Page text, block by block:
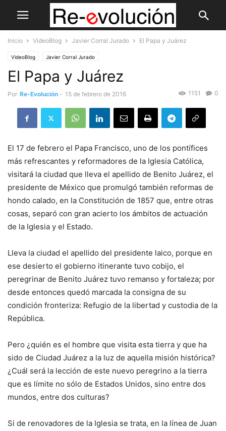
Inicio VideoBlog Javier Corral Jurado El Papa y Juárez
VideoBlog Javier Corral Jurado
El Papa y Juárez
Por Re-Evolución - 15 de febrero de 2016 0
1151
El 17 de febrero el Papa Francisco, uno de los pontífices
más refrescantes y reformadores de la Iglesia Católica,
visitará la ciudad que lleva el apellido de Benito Juárez, el
presidente de México que promulgó también reformas de
hondo calado, en la Constitución de 1857 que, entre otras
cosas, separó con gran acierto los ámbitos de actuación
de la Iglesia y el Estado.
Lleva la ciudad el apellido del presidente laico, porque en
ese desierto el gobierno itinerante tuvo cobijo, el
peregrinar de Benito Juárez tuvo remanso y fortaleza; por
desde entonces quedó marcada la consigna de su
condición fronteriza: Refugio de la libertad y custodia de la
República.
Pero ¿quién es el hombre que visita esta tierra y que ha
sido de Ciudad Juárez a la luz de aquella misión histórica?
¿Cuál será la lección de este nuevo peregrino a la tierra
que es límite no sólo de Estados Unidos, sino entre dos
mundos, entre dos culturas?
Si de renovadores de la Iglesia se trata, en la línea de Juan